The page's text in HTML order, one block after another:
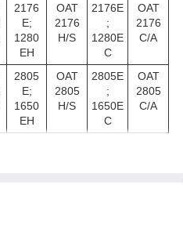
2176
E;
1280
EH
OAT
2176
H/S
2176E
;
1280E
C
OAT
2176
C/A
2805
E;
1650
EH
OAT
2805
H/S
2805E
;
1650E
C
OAT
2805
C/A